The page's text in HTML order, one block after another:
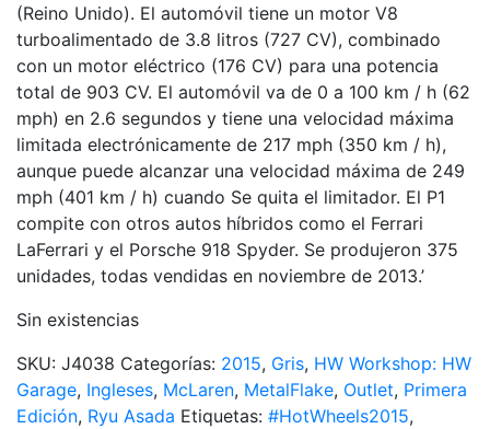
(Reino Unido). El automóvil tiene un motor V8
turboalimentado de 3.8 litros (727 CV), combinado
con un motor eléctrico (176 CV) para una potencia
total de 903 CV. El automóvil va de 0 a 100 km / h (62
mph) en 2.6 segundos y tiene una velocidad máxima
limitada electrónicamente de 217 mph (350 km / h),
aunque puede alcanzar una velocidad máxima de 249
mph (401 km / h) cuando Se quita el limitador. El P1
compite con otros autos híbridos como el Ferrari
LaFerrari y el Porsche 918 Spyder. Se produjeron 375
unidades, todas vendidas en noviembre de 2013.’
Sin existencias
SKU: J4038 Categorías: 2015, Gris, HW Workshop: HW
Garage, Ingleses, McLaren, MetalFlake, Outlet, Primera
Edición, Ryu Asada Etiquetas: #HotWheels2015,